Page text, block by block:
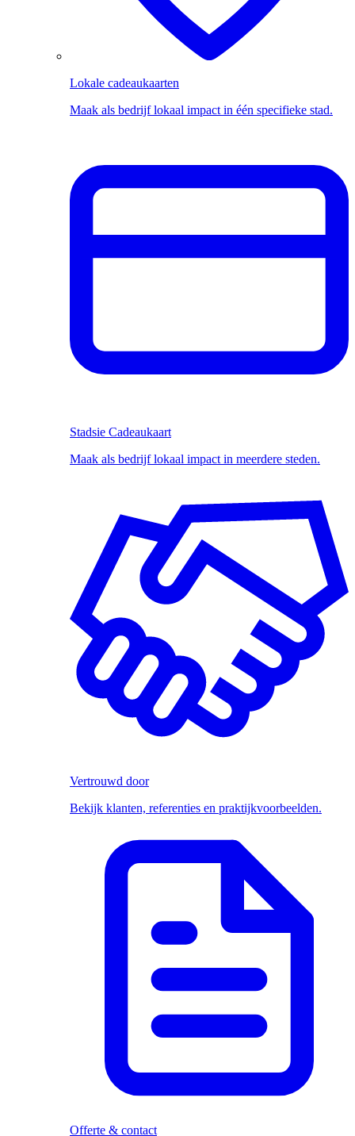
Lokale cadeaukaarten
Maak als bedrijf lokaal impact in één specifieke stad.
Stadsie Cadeaukaart
Maak als bedrijf lokaal impact in meerdere steden.
Vertrouwd door
Bekijk klanten, referenties en praktijkvoorbeelden.
Offerte & contact